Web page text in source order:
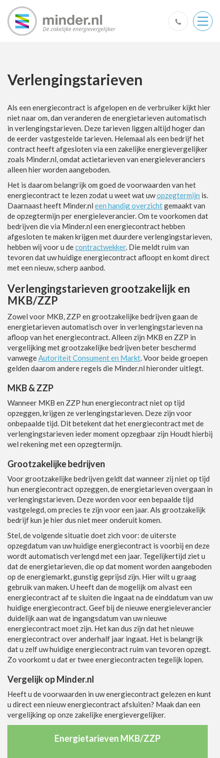
Verlengingstarieven
Als een energiecontract is afgelopen en de verbruiker kijkt hier
niet naar om, dan veranderen de energietarieven automatisch
in verlengingstarieven. Deze tarieven liggen altijd hoger dan
de eerder vastgestelde tarieven. Helemaal als een bedrijf het
contract heeft afgesloten via een zakelijke energievergelijker
zoals Minder.nl, omdat actietarieven van energieleveranciers
alleen hier worden aangeboden.
Het is daarom belangrijk om goed de voorwaarden van het
energiecontract te lezen zodat u weet wat uwopzegtermijn is.
Daarnaast heeft Minder.nl een handig overzichtgemaakt van
de opzegtermijn per energieleverancier. Om te voorkomen dat
bedrijven die via Minder.nl een energiecontract hebben
afgesloten te maken krijgen met duurdere verlengingstarieven,
hebben wij voor u decontractwekker. Die meldt ruim van
tevoren dat uw huidige energiecontract afloopt en komt direct
met een nieuw, scherp aanbod.
Verlengingstarieven grootzakelijk en
MKB/ZZP
Zowel voor MKB, ZZP en grootzakelijke bedrijven gaan de
energietarieven automatisch over in verlengingstarieven na
afloop van het energiecontract. Alleen zijn MKB en ZZP in
vergelijking met grootzakelijke bedrijven beter beschermd
vanwegeAutoriteit Consument en Markt. Voor beide groepen
gelden daarom andere regels die Minder.nl hieronder uitlegt.
MKB & ZZP
Wanneer MKB en ZZP hun energiecontract niet op tijd
opzeggen, krijgen ze verlengingstarieven. Deze zijn voor
onbepaalde tijd. Dit betekent dat het energiecontract met de
verlengingstarieven ieder moment opzegbaar zijn Houdt hierbij
wel rekening met een opzegtermijn.
Grootzakelijke bedrijven
Voor grootzakelijke bedrijven geldt dat wanneer zij niet op tijd
hun energiecontract opzeggen, de energietarieven overgaan in
verlengingstarieven. Deze worden voor een bepaalde tijd
vastgelegd, om precies te zijn voor een jaar. Als grootzakelijk
bedrijf kun je hier dus niet meer onderuit komen.
Stel, de volgende situatie doet zich voor: de uiterste
opzegdatum van uw huidige energiecontract is voorbij en deze
wordt automatisch verlengd met een jaar. Tegelijkertijd ziet u
dat de energietarieven, die op dat moment worden aangeboden
op de energiemarkt, gunstig geprijsd zijn. Hier wilt u graag
gebruik van maken. U heeft dan de mogelijk om alvast een
energiecontract af te sluiten die ingaat na de einddatum van uw
huidige energiecontract. Geef bij de nieuwe energieleverancier
duidelijk aan wat de ingangsdatum van uw nieuwe
energiecontract moet zijn. Het kan dus zijn dat het nieuwe
energiecontract over anderhalf jaar ingaat. Het is belangrijk
dat u zelf uw huidige energiecontract ruim van tevoren opzegt.
Zo voorkomt u dat er twee energiecontracten tegelijk lopen.
Vergelijk op Minder.nl
Heeft u de voorwaarden in uw energiecontract gelezen en kunt
u direct een nieuw energiecontract afsluiten? Maak dan een
vergelijking op onze zakelijke energievergelijker.
Energietarieven MKB/ZZP